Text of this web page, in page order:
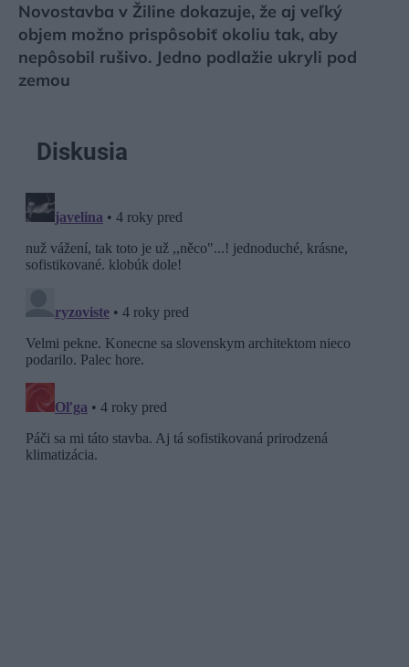
Novostavba v Žiline dokazuje, že aj veľký
objem možno prispôsobiť okoliu tak, aby
nepôsobil rušivo. Jedno podlažie ukryli pod
zemou
Diskusia